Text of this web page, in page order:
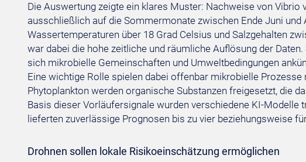
Die Auswertung zeigte ein klares Muster: Nachweise von
ausschließlich auf die Sommermonate zwischen Ende Juni und
Wassertemperaturen über 18 Grad Celsius und Salzgehalten
war dabei die hohe zeitliche und räumliche Auflösung der
sich mikrobielle Gemeinschaften und Umweltbedingungen
Eine wichtige Rolle spielen dabei offenbar mikrobielle
Phytoplankton werden organische Substanzen freigesetzt, die
Basis dieser Vorläufersignale wurden verschiedene KI-Modelle
lieferten zuverlässige Prognosen bis zu vier beziehungsweise
Drohnen sollen lokale Risikoeinschätzung ermöglichen